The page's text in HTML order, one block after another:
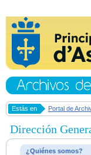
Estás en Portal de
Dirección
¿Quiénes somos?